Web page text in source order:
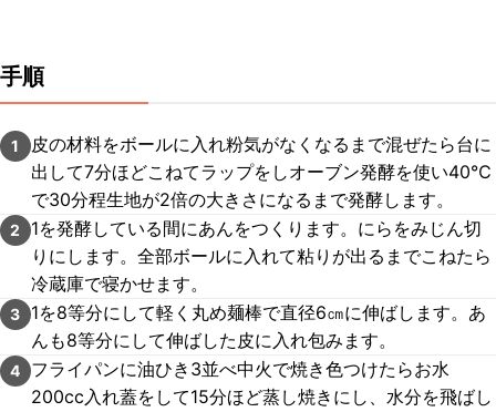
手順
1
皮の材料をボールに入れ粉気がなくなるまで混ぜたら台に
出して7分ほどこねてラップをしオーブン発酵を使い40℃
で30分程生地が2倍の大きさになるまで発酵します。
2
1を発酵している間にあんをつくります。にらをみじん切
りにします。全部ボールに入れて粘りが出るまでこねたら
冷蔵庫で寝かせます。
3
1を8等分にして軽く丸め麺棒で直径6㎝に伸ばします。あ
んも8等分にして伸ばした皮に入れ包みます。
4
フライパンに油ひき3並べ中火で焼き色つけたらお水
200cc入れ蓋をして15分ほど蒸し焼きにし、水分を飛ばし